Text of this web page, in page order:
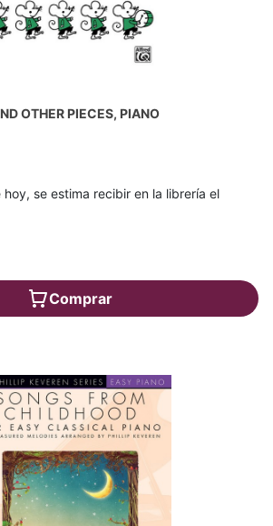
OTHER PIECES, PIANO
se estima recibir en la librería el
Comprar